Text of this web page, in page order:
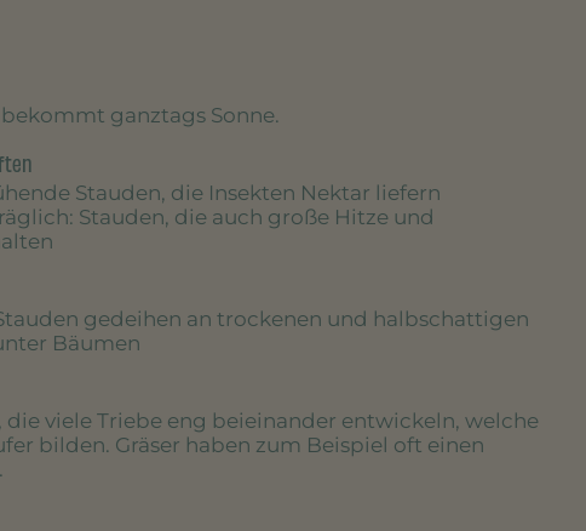
bekommt ganztags Sonne.
Stauden, die Insekten Nektar liefern
: Stauden, die auch große Hitze und
gedeihen an trockenen und halbschattigen
Bäumen
die viele Triebe eng beieinander entwickeln, welche
bilden. Gräser haben zum Beispiel oft einen